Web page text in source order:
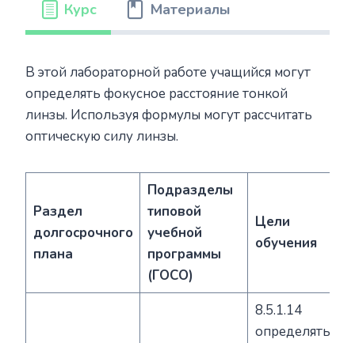
Курс Материалы
В этой лабораторной работе учащийся могут
определять фокусное расстояние тонкой
линзы. Используя формулы могут рассчитать
оптическую силу линзы.
Раздел
долгосрочного
плана
Подразделы
типовой
учебной
программы
(ГОСО)
Цели
обучения
8.5.1.14
определять